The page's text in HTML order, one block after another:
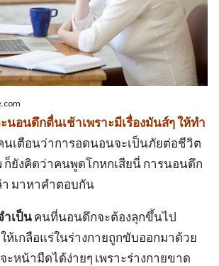
นอนดึกตื่นเช้าเพราะมีเรื่องมันส์ๆ ให้ทำ
เตือนว่าการอดนอนจะเป็นภัยต่อชีวิต
ยังคิดว่าคนพูดโกหกเสียนี่ การนอนดึก
า มาหาคำตอบกัน
ำเป็นคนที่นอนดึกจะต้องลุกขึ้นไป
ห้เกลือแร่ในร่างกายถูกขับออกมาด้วย
ะหน้ามืดได้ง่ายๆ เพราะร่างกายขาด